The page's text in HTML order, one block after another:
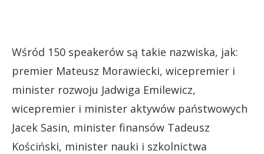
Wśród 150 speakerów są takie nazwiska, jak:
premier Mateusz Morawiecki, wicepremier i
minister rozwoju Jadwiga Emilewicz,
wicepremier i minister aktywów państwowych
Jacek Sasin, minister finansów Tadeusz
Kościński, minister nauki i szkolnictwa